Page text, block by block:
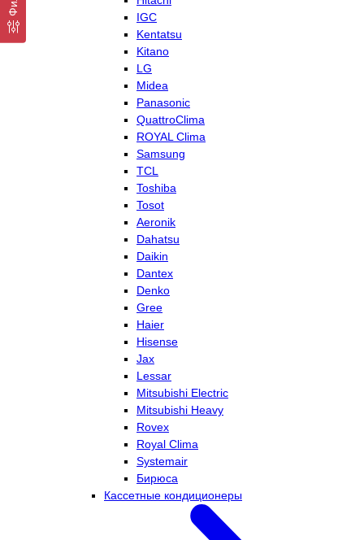
IGC
Kentatsu
Kitano
LG
Midea
Panasonic
QuattroClima
ROYAL Clima
Samsung
TCL
Toshiba
Tosot
Aeronik
Dahatsu
Daikin
Dantex
Denko
Gree
Haier
Hisense
Jax
Lessar
Mitsubishi Electric
Mitsubishi Heavy
Rovex
Royal Clima
Systemair
Бирюса
Кассетные кондиционеры